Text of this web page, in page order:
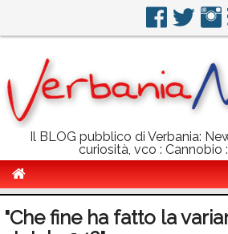
Il BLOG pubblico di Verbania:
curiosità, vco : Cannobio
"Che fine ha fatto la